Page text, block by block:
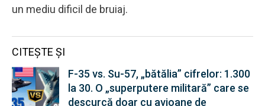
un mediu dificil de bruiaj.
CITEȘTE ȘI
F-35 vs. Su-57, „bătălia” cifrelor: 1.300
la 30. O „superputere militară” care se
descurcă doar cu avioane de